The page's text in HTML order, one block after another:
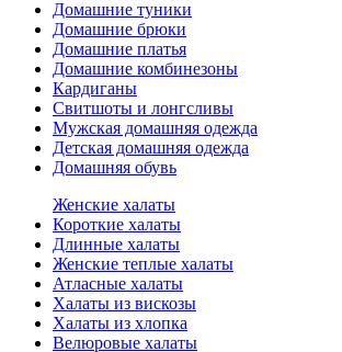
Домашние туники
Домашние брюки
Домашние платья
Домашние комбинезоны
Кардиганы
Свитшоты и лонгсливы
Мужская домашняя одежда
Детская домашняя одежда
Домашняя обувь
Женские халаты
Короткие халаты
Длинные халаты
Женские теплые халаты
Атласные халаты
Халаты из вискозы
Халаты из хлопка
Велюровые халаты